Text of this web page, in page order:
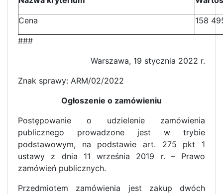
Cena 158
###
Warszawa, 19 stycznia 2022 r.
Znak sprawy: ARM/02/2022
Ogłoszenie o zamówieniu
Postępowanie o udzielenie zamówienia
publicznego prowadzone jest w trybie
podstawowym, na podstawie art. 275 pkt 1
ustawy z dnia 11 września 2019 r. – Prawo
zamówień publicznych.
Przedmiotem zamówienia jest zakup dwóch